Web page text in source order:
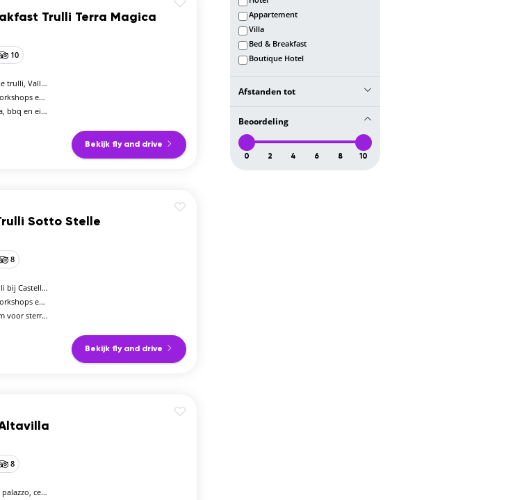
Trulli Terra Magica
10
Valle d'Itria
en fietsverhuur
zwembad
Bekijk fly and drive
Sotto Stelle
8
Grotte
koetsrijtochten
vanuit bed
Bekijk fly and drive
8
Conversano
Appartement
Villa
Bed & Breakfast
Boutique Hotel
Afstanden tot
Alberobello
Beoordeling
0 2 4 6 8 10